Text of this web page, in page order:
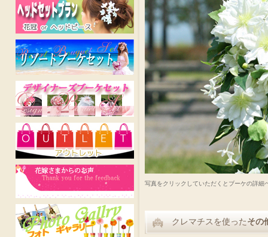
写真をクリックしていただくとブーケの詳細
クレマチスを使ったその